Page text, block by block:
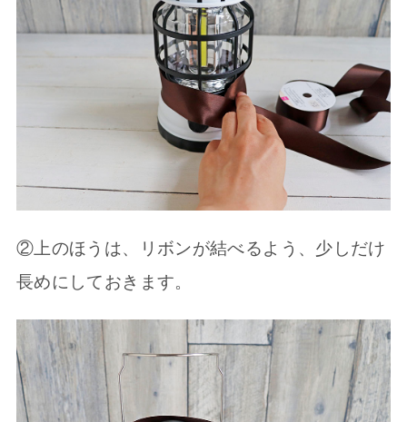
②上のほうは、リボンが結べるよう、少しだけ
長めにしておきます。